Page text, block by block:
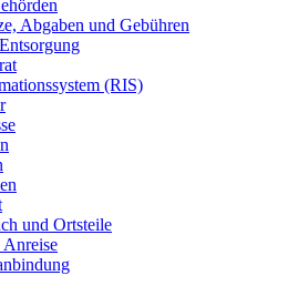
Abgaben und Gebühren
(RIS)
und Ortsteile